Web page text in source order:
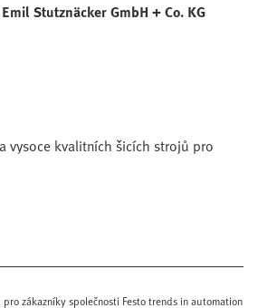
Stutznäcker GmbH + Co. KG
vysoce kvalitních šicích strojů pro
zákazníky společnosti Festo trends in automation